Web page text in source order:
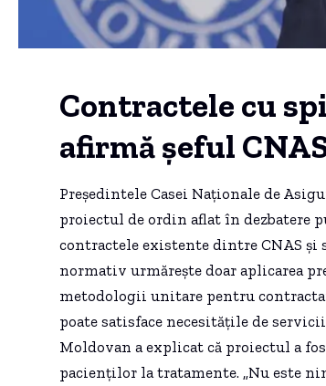
Contractele cu
afirmă șeful
Președintele Casei Naționale de
proiectul de ordin aflat în dezbatere
contractele existente dintre CNAS și
normativ urmărește doar aplicarea
metodologii unitare pentru
poate satisface necesitățile de
Moldovan a explicat că proiectul a
pacienților la tratamente. „Nu este